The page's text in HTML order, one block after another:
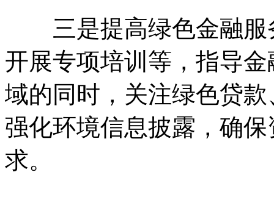
三是提高绿色金融服
开展专项培训等，指导
域的同时，关注绿色贷
强化环境信息披露，确
求。